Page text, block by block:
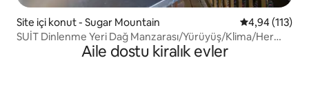
Site içi konut - Sugar Mountain 5 üzerinden
4,94 (113)
SUİT Dinlenme Yeri Dağ Manzarası/Yürüyüş/Klima/Her
Aile dostu kiralık evler